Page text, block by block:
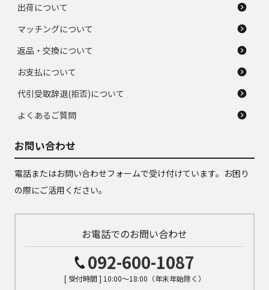
出荷について
マッチングについて
返品・交換について
お支払について
代引受取辞退(拒否)について
よくあるご質問
お問い合わせ
電話またはお問い合わせフォームで受け付けています。お困り
の際にご活用ください。
お電話でのお問い合わせ
092-600-1087
[ 受付時間 ] 10:00～18:00（年末年始除く）